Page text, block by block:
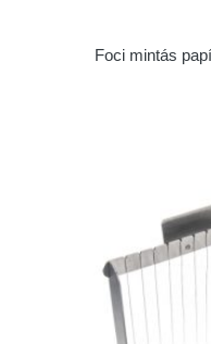
Foci mintás